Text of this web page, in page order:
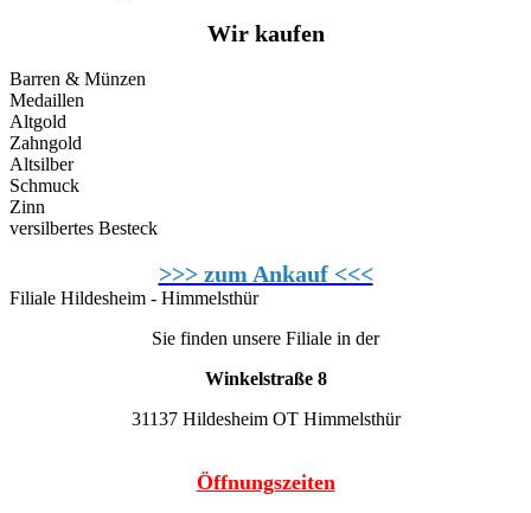
Wir kaufen
Barren & Münzen
Medaillen
Altgold
Zahngold
Altsilber
Schmuck
Zinn
versilbertes Besteck
>>> zum Ankauf <<<
Filiale Hildesheim - Himmelsthür
Sie finden unsere Filiale in der
Winkelstraße 8
31137 Hildesheim OT Himmelsthür
Öffnungszeiten